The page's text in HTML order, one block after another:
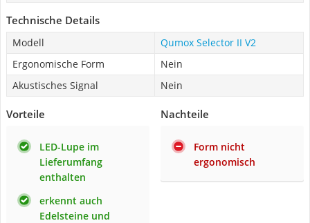
Technische Details
Modell
Qumox Selector II V2
Ergonomische Form
Nein
Akustisches Signal
Nein
Vorteile
LED-Lupe im
Lieferumfang
enthalten
erkennt auch
Edelsteine und
Nachteile
Form nicht
ergonomisch